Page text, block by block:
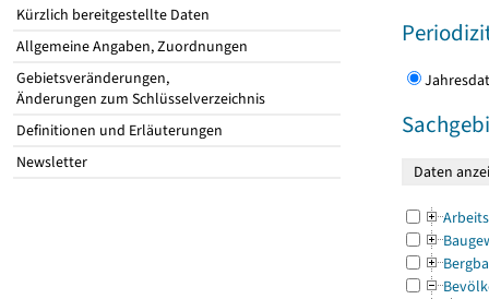
Kürzlich bereitgestellte Daten
Allgemeine Angaben, Zuordnungen
Gebietsveränderungen,
Änderungen zum Schlüsselverzeichnis
Definitionen und Erläuterungen
Newsletter